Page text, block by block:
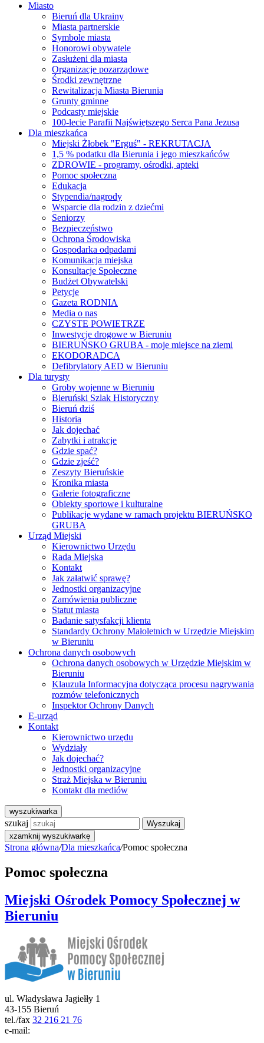
Miasto
Bieruń dla Ukrainy
Miasta partnerskie
Symbole miasta
Honorowi obywatele
Zasłużeni dla miasta
Organizacje pozarządowe
Środki zewnętrzne
Rewitalizacja Miasta Bierunia
Grunty gminne
Podcasty miejskie
100-lecie Parafii Najświętszego Serca Pana Jezusa
Dla mieszkańca
Miejski Żłobek "Erguś" - REKRUTACJA
1,5 % podatku dla Bierunia i jego mieszkańców
ZDROWIE - programy, ośrodki, apteki
Pomoc społeczna
Edukacja
Stypendia/nagrody
Wsparcie dla rodzin z dziećmi
Seniorzy
Bezpieczeństwo
Ochrona Środowiska
Gospodarka odpadami
Komunikacja miejska
Konsultacje Społeczne
Budżet Obywatelski
Petycje
Gazeta RODNIA
Media o nas
CZYSTE POWIETRZE
Inwestycje drogowe w Bieruniu
BIERUŃSKO GRUBA - moje miejsce na ziemi
EKODORADCA
Defibrylatory AED w Bieruniu
Dla turysty
Groby wojenne w Bieruniu
Bieruński Szlak Historyczny
Bieruń dziś
Historia
Jak dojechać
Zabytki i atrakcje
Gdzie spać?
Gdzie zjeść?
Zeszyty Bieruńskie
Kronika miasta
Galerie fotograficzne
Obiekty sportowe i kulturalne
Publikacje wydane w ramach projektu BIERUŃSKO
GRUBA
Urząd Miejski
Kierownictwo Urzędu
Rada Miejska
Kontakt
Jak załatwić sprawę?
Jednostki organizacyjne
Zamówienia publiczne
Statut miasta
Badanie satysfakcji klienta
Standardy Ochrony Małoletnich w Urzędzie Miejskim
w Bieruniu
Ochrona danych osobowych
Ochrona danych osobowych w Urzędzie Miejskim w
Bieruniu
Klauzula Informacyjna dotycząca procesu nagrywania
rozmów telefonicznych
Inspektor Ochrony Danych
E-urząd
Kontakt
Kierownictwo urzędu
Wydziały
Jak dojechać?
Jednostki organizacyjne
Straż Miejska w Bieruniu
Kontakt dla mediów
wyszukiwarka
szukaj
Wyszukaj
xzamknij wyszukiwarkę
Strona główna/Dla mieszkańca/Pomoc społeczna
Pomoc społeczna
Miejski Ośrodek Pomocy Społecznej w
Bieruniu
ul. Władysława Jagiełły 1
43-155 Bieruń
tel./fax 32 216 21 76
e-mail: